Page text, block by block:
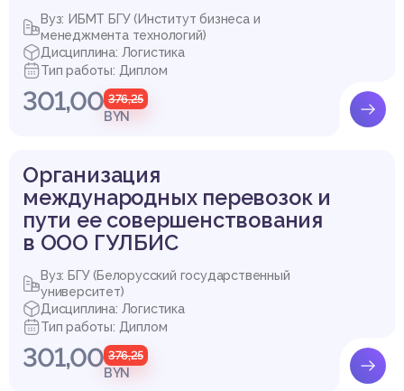
Вуз: ИБМТ БГУ (Институт бизнеса и
менеджмента технологий)
Дисциплина: Логистика
Тип работы: Диплом
301,00 376,25
BYN
Организация
международных перевозок и
пути ее совершенствования
в ООО ГУЛБИС
Вуз: БГУ (Белорусский государственный
университет)
Дисциплина: Логистика
Тип работы: Диплом
301,00 376,25
BYN